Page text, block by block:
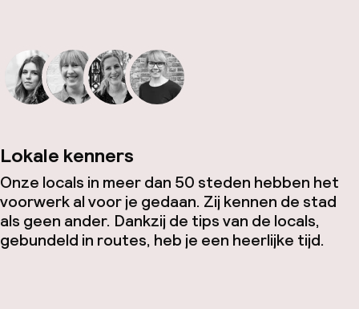
Lokale kenners
Onze locals in meer dan 50 steden hebben het
voorwerk al voor je gedaan. Zij kennen de stad
als geen ander. Dankzij de tips van de locals,
gebundeld in routes, heb je een heerlijke tijd.